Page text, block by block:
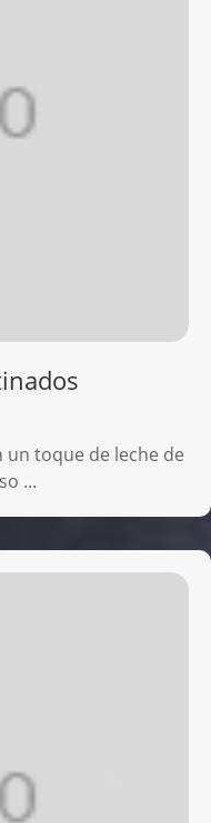
un toque de leche de
...